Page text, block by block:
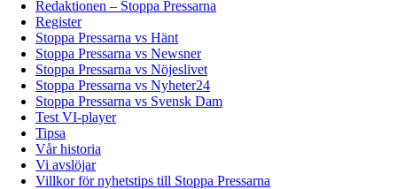
Redaktionen – Stoppa Pressarna
Register
Stoppa Pressarna vs Hänt
Stoppa Pressarna vs Newsner
Stoppa Pressarna vs Nöjeslivet
Stoppa Pressarna vs Nyheter24
Stoppa Pressarna vs Svensk Dam
Test VI-player
Tipsa
Vår historia
Vi avslöjar
Villkor för nyhetstips till Stoppa Pressarna